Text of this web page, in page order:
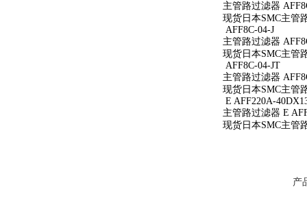
主管路过滤器
现货日本SMC主管
AFF8C-04-J
主管路过滤器
现货日本SMC主管
AFF8C-04-JT
主管路过滤器
现货日本SMC主管
E AFF220A-
主管路过滤器 E
现货日本SMC主管
产